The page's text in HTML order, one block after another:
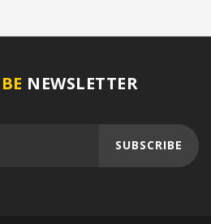
NEWSLETTER
SUBSCRIBE